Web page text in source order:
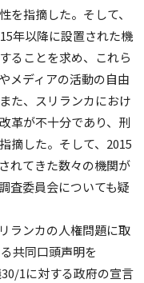
を指摘した。そして、
年以降に設置された機
ることを求め、これら
メディアの活動の自由
た、スリランカにおけ
革が不十分であり、刑
摘した。そして、2015
れてきた数々の機関が
査委員会についても疑
ランカの人権問題に取
共同口頭声明を
1に対する政府の宣言